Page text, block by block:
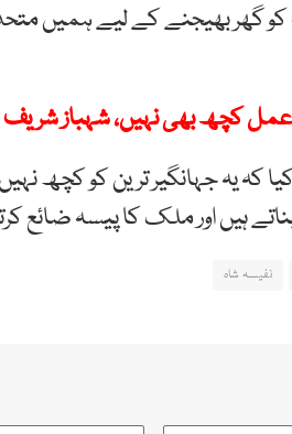
گھر بھیجنے کے لیے ہمیں
عمل کچھ بھی نہیں، شہباز شریف
یہ جہانگیر ترین کو کچھ نہیں
بناتے ہیں اور ملک کا پیسہ ضائع
نفیسہ شاہ